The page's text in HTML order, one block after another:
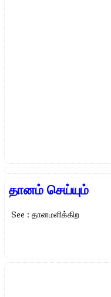
தானம் செய்யும்
See : தானமளிக்கிற